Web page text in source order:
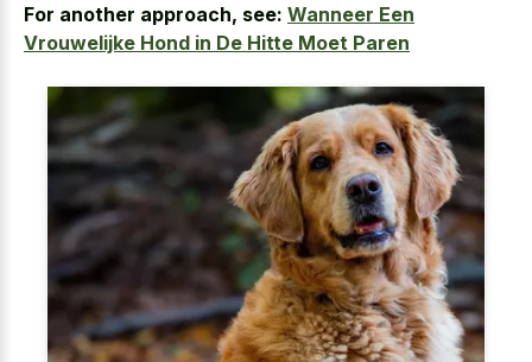
For another approach, see: Wanneer Een
Vrouwelijke Hond in De Hitte Moet Paren